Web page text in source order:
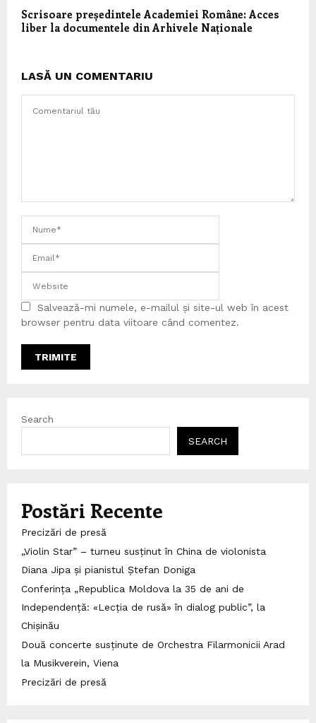
Scrisoare președintele Academiei Române: Acces
liber la documentele din Arhivele Naționale
LASĂ UN COMENTARIU
Salvează-mi numele, e-mailul și site-ul web în acest
browser pentru data viitoare când comentez.
Search
SEARCH
Postări Recente
Precizări de presă
„Violin Star” – turneu susținut în China de violonista
Diana Jipa și pianistul Ștefan Doniga
Conferința „Republica Moldova la 35 de ani de
Independență: «Lecția de rusă» în dialog public”, la
Chișinău
Două concerte susținute de Orchestra Filarmonicii Arad
la Musikverein, Viena
Precizări de presă